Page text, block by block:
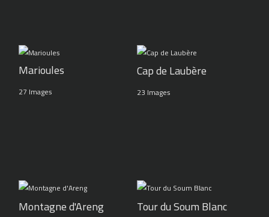
Marioules
27 Images
Cap de Laubère
23 Images
Montagne d'Areng Tour du Soum Blanc